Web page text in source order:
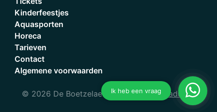
Kinderfeestjes
Aquasporten
Horeca
Tarieven
Contact
Algemene voorwaarden
© 2026 De Boetzelaer, Powered byDataduiker